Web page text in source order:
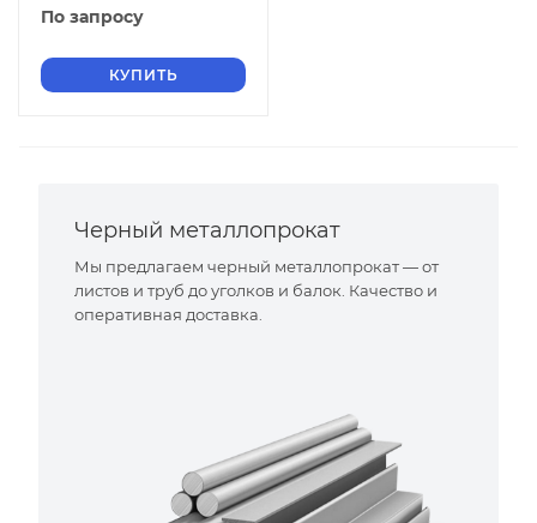
По запросу
КУПИТЬ
Черный металлопрокат
Мы предлагаем черный металлопрокат — от
листов и труб до уголков и балок. Качество и
оперативная доставка.